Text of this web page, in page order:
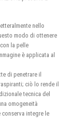
nello
modo di ottenere
la pelle
è applicata al
di penetrare il
ciò lo rende il
tecnica del
omogeneità
integre le